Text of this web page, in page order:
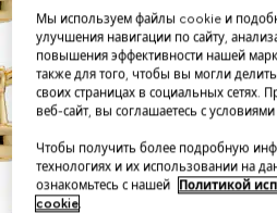
Мы используем файлы cookie и
улучшения навигации по сайту,
повышения эффективности нашей
также для того, чтобы вы могли
своих страницах в социальных сетях.
веб-сайт, вы соглашаетесь с
Чтобы получить более подробную
технологиях и их использовании на
ознакомьтесь с нашей
Политикой
cookie.